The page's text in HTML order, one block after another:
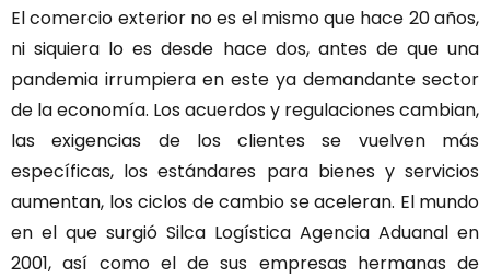
El comercio exterior no es el mismo que hace 20 años,
ni siquiera lo es desde hace dos, antes de que una
pandemia irrumpiera en este ya demandante sector
de la economía. Los acuerdos y regulaciones cambian,
las exigencias de los clientes se vuelven más
específicas, los estándares para bienes y servicios
aumentan, los ciclos de cambio se aceleran. El mundo
en el que surgió Silca Logística Agencia Aduanal en
2001, así como el de sus empresas hermanas de